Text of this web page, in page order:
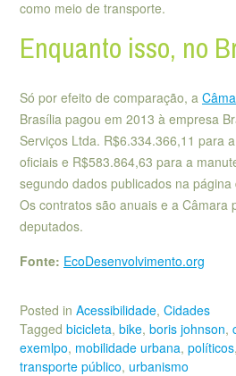
como meio de transporte.
Enquanto isso, no
Só por efeito de comparação, a
Brasília pagou em 2013 à empresa
Serviços Ltda. R$6.334.366,11 para
oficiais e R$583.864,63 para a
segundo dados publicados na
Os contratos são anuais e a Câmara
deputados.
Fonte: EcoDesenvolvimento.org
Posted in Acessibilidade, Cidades
Tagged bicicleta, bike, boris johnson,
exemlpo, mobilidade urbana, políticos,
transporte público, urbanismo